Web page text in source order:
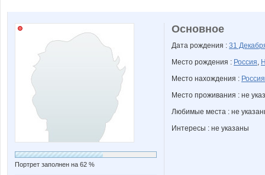
Портрет заполнен на 62 %
Основное
Дата рождения : 31
Место рождения : Россия,
Место нахождения : Россия
Место проживания : не
Любимые места : не
Интересы : не указаны